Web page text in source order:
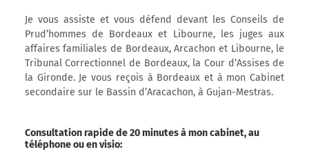
Je vous assiste et vous défend devant les Conseils de
Prud’hommes de Bordeaux et Libourne, les juges aux
affaires familiales de Bordeaux, Arcachon et Libourne, le
Tribunal Correctionnel de Bordeaux, la Cour d’Assises de
la Gironde. Je vous reçois à Bordeaux et à mon Cabinet
secondaire sur le Bassin d’Aracachon, à Gujan-Mestras.
Consultation rapide de 20 minutes à mon cabinet, au
téléphone ou en visio: